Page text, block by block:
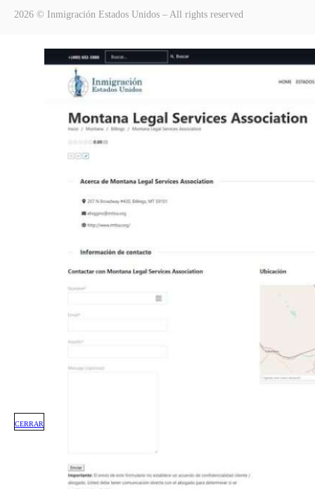
2026 © Inmigración Estados Unidos – All rights reserved
CERRAR